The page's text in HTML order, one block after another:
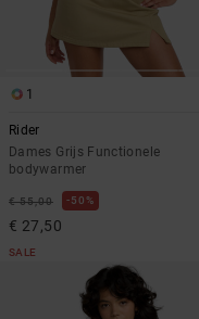
1
Rider
Dames Grijs Functionele
bodywarmer
€ 55,00 50%
€ 27,50
SALE